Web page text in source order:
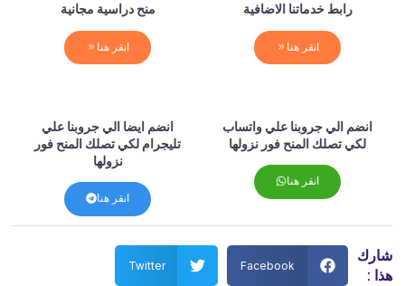
رابط خدماتنا الاضافية
انقر هنا
منح دراسية مجانية
انقر هنا
انضم الي جروبنا علي واتساب
لكي تصلك المنح فور نزولها
انقر هنا
انضم ايضا الي جروبنا علي
تليجرام لكي تصلك المنح فور
نزولها
انقر هنا
شارك
هذا :
Facebook
Twitter